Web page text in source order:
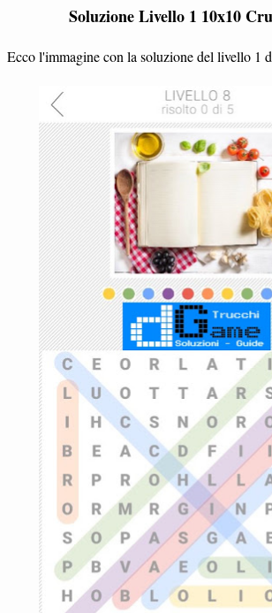
Soluzione Livello 1 10x10
Ecco l'immagine con la soluzione del livello 1